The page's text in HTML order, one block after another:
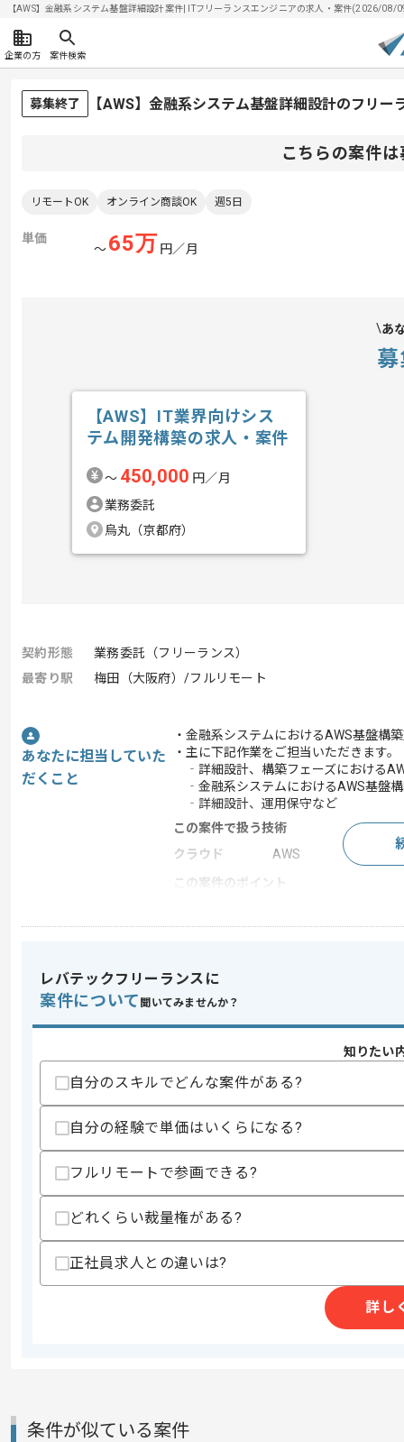
【AWS】金融系システム基盤詳細設計案件| ITフリーランスエンジニアの求人・案件(2026/08/
企業の方 案件検索
募集終了 【AWS】金融系システム基盤詳細設計のフリー
こちらの案件
リモートOK オンライン商談OK 週5日
単価
〜65万 円／月
あ
【AWS】IT業界向けシス
テム開発構築の求人・案件
〜 450,000 円／月
業務委託
烏丸（京都府）
契約形態
業務委託（フリーランス）
最寄り駅
梅田（大阪府）/フルリモート
あなたに担当していた
だくこと
・金融系システムにおけるAWS基盤構
・主に下記作業をご担当いただきます。
‐詳細設計、構築フェーズにおける
‐金融系システムにおけるAWS基盤
‐詳細設計、運用保守など
この案件で扱う技術
クラウド
AWS
この案件のポイント
スキル
求めるスキル
・AWS(EC2等)の構築経験2〜3年以上
歓迎スキル
・AWS主要サービスの知識(EC2、RDS
・金融系プロジェクト経験
スキルに不安がある方へ
上記に似た経験やスキルをお持ちであれば申
精算・お支払い
支払いサイト
レバテックフリーランスに
案件について 聞いてみませんか？
知りたい
自分のスキルでどんな案件がある?
自分の経験で単価はいくらになる?
フルリモートで参画できる?
どれくらい裁量権がある?
正社員求人との違いは?
詳し
条件が似ている案件